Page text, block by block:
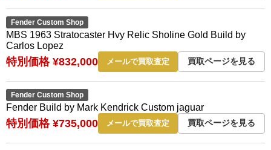
Fender Custom Shop
MBS 1963 Stratocaster Hvy Relic Sholine Gold Build by
Carlos Lopez
特別価格 ¥832,000 メールで買取査定 買取ページを見る
Fender Custom Shop
Fender Build by Mark Kendrick Custom jaguar
特別価格 ¥735,000 メールで買取査定 買取ページを見る